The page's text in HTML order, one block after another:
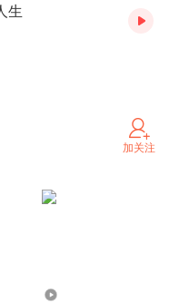
生
加关注